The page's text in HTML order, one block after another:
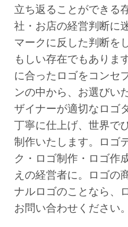
立ち返ることができる
社・お店の経営判断に
マークに反した判断を
もしい存在でもありま
に合ったロゴをコンセ
ンの中から、お選びい
ザイナーが適切なロゴ
丁寧に仕上げ、世界で
制作いたします。ロゴ
ク・ロゴ制作・ロゴ作
えの経営者に。ロゴの
ナルロゴのことなら、
お問い合わせください。